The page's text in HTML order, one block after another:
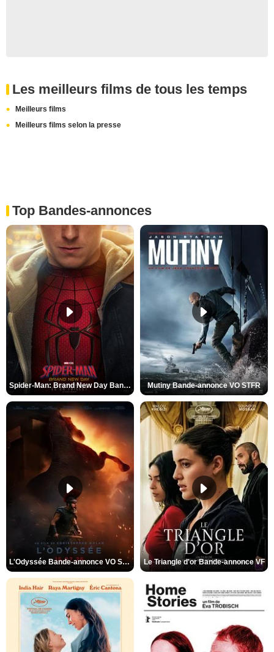
Les meilleurs films de tous les temps
Meilleurs films
Meilleurs films selon la presse
Top Bandes-annonces
Spider-Man: Brand New Day Bande-annonce VO STFR Mutiny Bande-annonce VO STFR
L'Odyssée Bande-annonce VO STFR Le Triangle d'or Bande-annonce VF